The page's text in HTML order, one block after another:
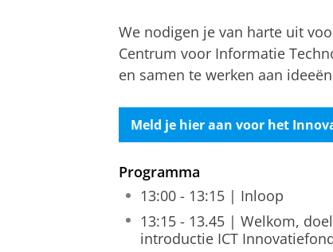
We nodigen je van harte uit
Centrum voor Informatie
en samen te werken aan
Meld je hier aan voor het
Programma
13:00 - 13:15 | Inloop
13:15 - 13.45 | Welkom,
introductie ICT